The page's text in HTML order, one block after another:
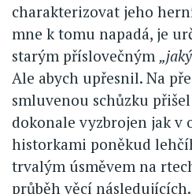
charakterizovat jeho
mne k tomu napadá, je
starým příslovečným
Ale abych upřesnil. Na
smluvenou schůzku
dokonale vyzbrojen jak v
historkami poněkud
trvalým úsměvem na
průběh věcí